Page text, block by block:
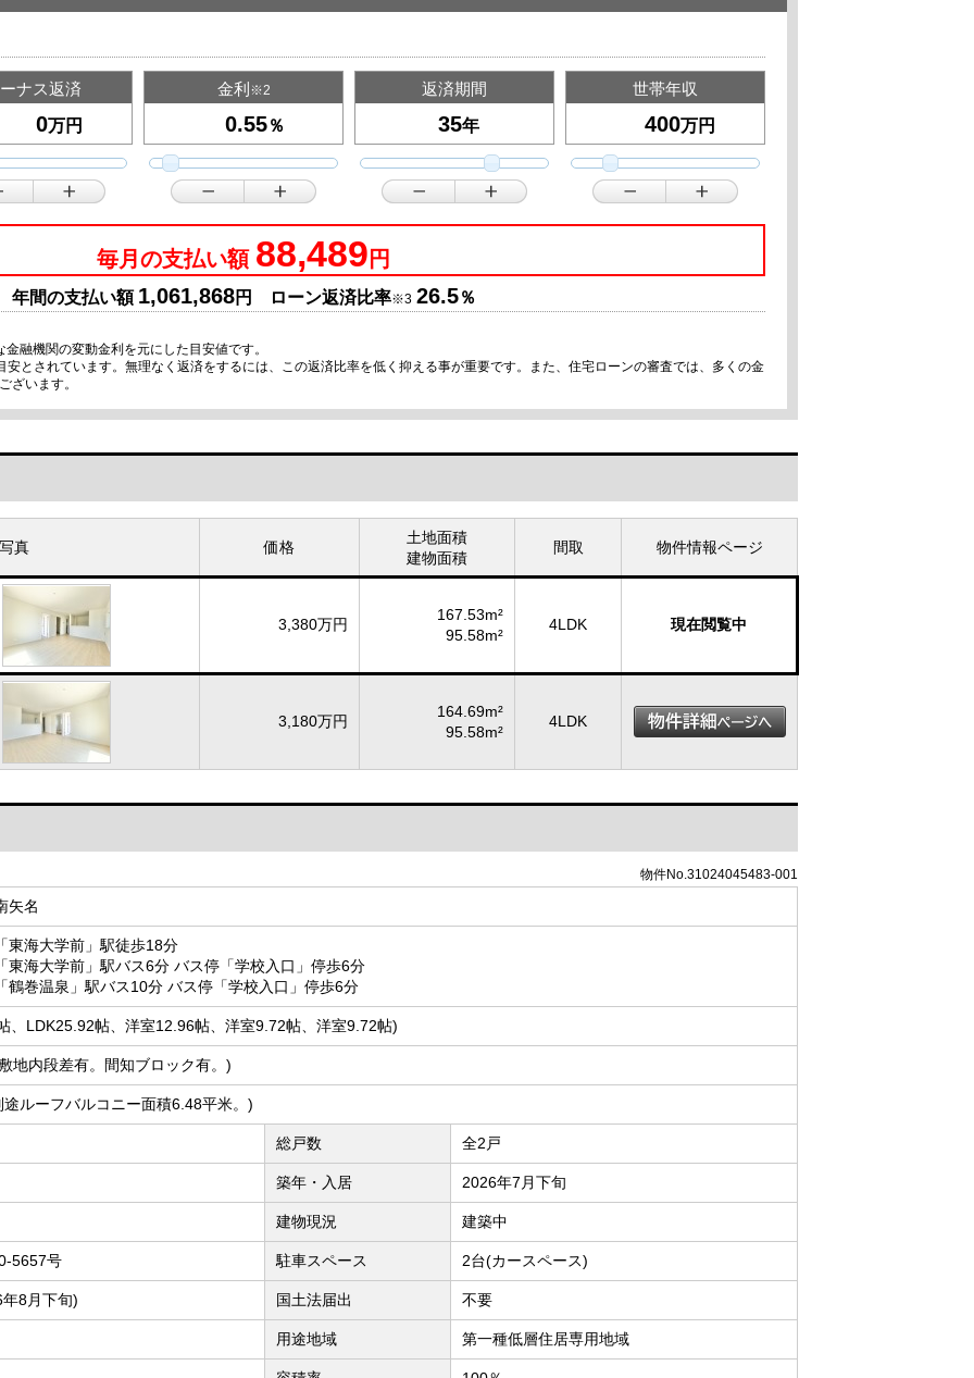
ナス返済
万円
金利 ※2
％
返済期間
年
世帯年収
万円
毎月の支払い額 88,489 円
年間の支払い額 1,061,868円 ローン返済比率※3 26.5％
機関の変動金利を元にした目安値です。
されています。無理なく返済をするには、この返済比率を低く抑える事が重要です。また、住宅ローンの審査では、多くの金
ざいます。
真 価格
土地面積
建物面積
間取 物件情報ページ
3,380万円
167.53m²
95.58m²
4LDK 現在閲覧中
3,180万円
164.69m²
95.58m²
4LDK
物件No.31024045483-001
矢名
東海大学前」駅徒歩18分
東海大学前」駅バス6分 バス停「学校入口」停歩6分
鶴巻温泉」駅バス10分 バス停「学校入口」停歩6分
、LDK25.92帖、洋室12.96帖、洋室9.72帖、洋室9.72帖)
地内段差有。間知ブロック有。)
ルーフバルコニー面積6.48平米。)
総戸数 全2戸
築年・入居 2026年7月下旬
建物現況 建築中
5657号 駐車スペース 2台(カースペース)
8月下旬) 国土法届出 不要
用途地域 第一種低層住居専用地域